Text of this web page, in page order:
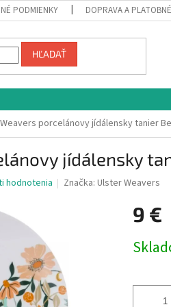
PODMIENKY DOPRAVA A PLATOBNÉ
HĽADAŤ
porcelánovy jídálensky tanier
jídálensky
hodnotenia Značka:Ulster Weavers
9 €
cena: